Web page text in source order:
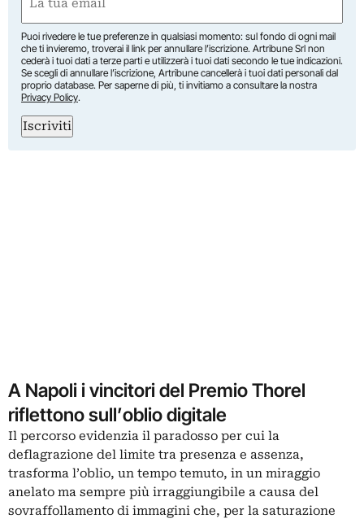
(Obbligatorio)
Puoi rivedere le tue preferenze in qualsiasi momento: sul fondo di ogni mail
che ti invieremo, troverai il link per annullare l’iscrizione. Artribune Srl non
cederà i tuoi dati a terze parti e utilizzerà i tuoi dati secondo le tue indicazioni.
Se scegli di annullare l’iscrizione, Artribune cancellerà i tuoi dati personali dal
proprio database. Per saperne di più, ti invitiamo a consultare la nostra
Privacy Policy.
Iscriviti
A Napoli i vincitori del Premio Thorel
riflettono sull’oblio digitale
Il percorso evidenzia il paradosso per cui la
deflagrazione del limite tra presenza e assenza,
trasforma l’oblio, un tempo temuto, in un miraggio
anelato ma sempre più irraggiungibile a causa del
sovraffollamento di immagini che, per la saturazione